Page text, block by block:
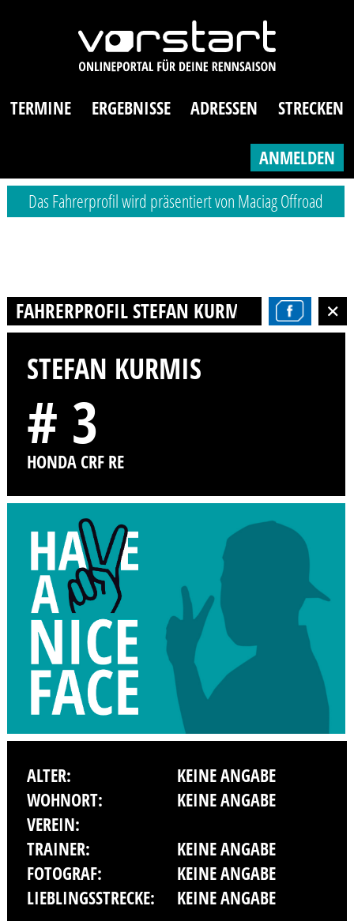
TERMINE ERGEBNISSE ADRESSEN STRECKEN
ANMELDEN
Das Fahrerprofil wird präsentiert von Maciag Offroad
FAHRERPROFIL STEFAN KURMIS
STEFAN KURMIS
# 3
HONDA CRF RE
ALTER:
KEINE ANGABE
WOHNORT:
KEINE ANGABE
VEREIN:
TRAINER:
KEINE ANGABE
FOTOGRAF:
KEINE ANGABE
LIEBLINGSSTRECKE:
KEINE ANGABE